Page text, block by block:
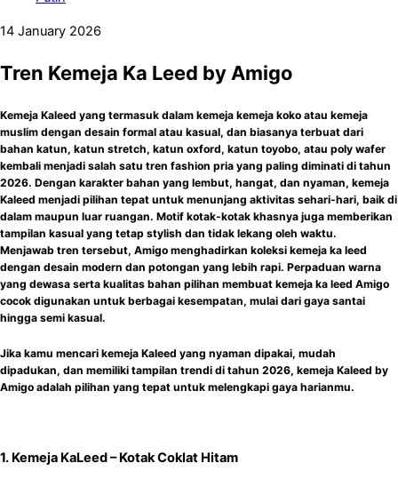
14 January 2026
Tren Kemeja Ka Leed by Amigo
Kemeja Kaleed yang termasuk dalam kemeja kemeja koko atau kemeja
muslim dengan desain formal atau kasual, dan biasanya terbuat dari
bahan katun, katun stretch, katun oxford, katun toyobo, atau poly wafer
kembali menjadi salah satu tren fashion pria yang paling diminati di tahun
2026. Dengan karakter bahan yang lembut, hangat, dan nyaman, kemeja
Kaleed menjadi pilihan tepat untuk menunjang aktivitas sehari-hari, baik di
dalam maupun luar ruangan. Motif kotak-kotak khasnya juga memberikan
tampilan kasual yang tetap stylish dan tidak lekang oleh waktu.
Menjawab tren tersebut, Amigo menghadirkan koleksi kemeja ka leed
dengan desain modern dan potongan yang lebih rapi. Perpaduan warna
yang dewasa serta kualitas bahan pilihan membuat kemeja ka leed Amigo
cocok digunakan untuk berbagai kesempatan, mulai dari gaya santai
hingga semi kasual.
Jika kamu mencari kemeja Kaleed yang nyaman dipakai, mudah
dipadukan, dan memiliki tampilan trendi di tahun 2026, kemeja Kaleed by
Amigo adalah pilihan yang tepat untuk melengkapi gaya harianmu.
1. Kemeja KaLeed – Kotak Coklat Hitam